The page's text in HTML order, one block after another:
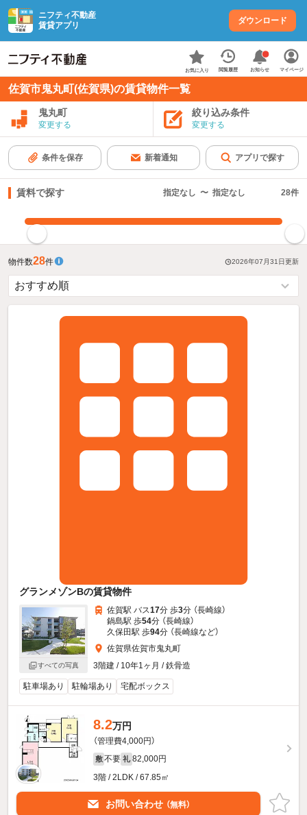
ニフティ不動産
賃貸アプリ
ダウンロード
お気に入り 閲覧履歴 お知らせ マイページ
佐賀市鬼丸町(佐賀県)の賃貸物件一覧
鬼丸町
変更する
絞り込み条件
変更する
条件を保存 新着通知 アプリで探す
賃料で探す 指定なし 〜 指定なし 28件
物件数28件 2026年07月31日更新
グランメゾンBの賃貸物件
すべての写真
佐賀駅 バス17分 歩3分 （長崎線）
鍋島駅 歩54分 （長崎線）
久保田駅 歩94分 （長崎線など）
佐賀県佐賀市鬼丸町
3階建 / 10年1ヶ月 / 鉄骨造
駐車場あり 駐輪場あり 宅配ボックス
8.2万円
（管理費4,000円）
敷 不要 礼 82,000円
3階 / 2LDK / 67.85㎡
お問い合わせ （無料）